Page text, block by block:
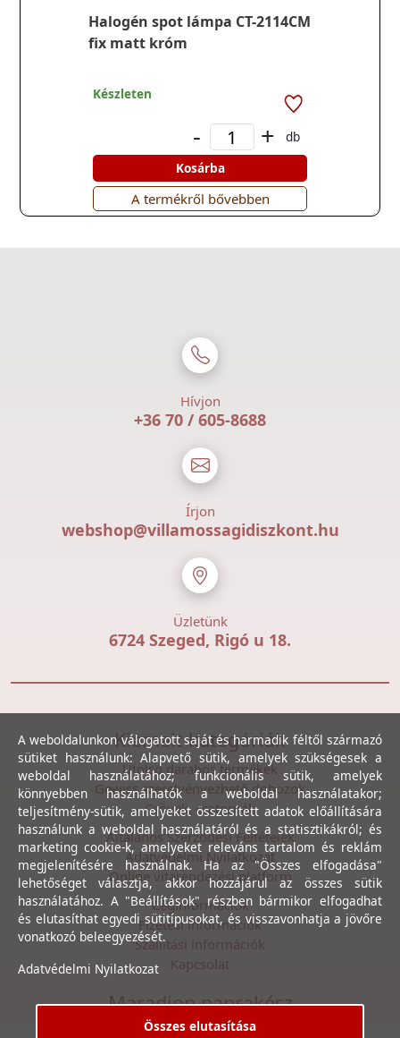
Halogén spot lámpa CT-2114CM
fix matt króm
Készleten
- +
db
Kosárba
A termékről bővebben
Hívjon
+36 70 / 605-8688
Írjon
webshop@villamossagidiszkont.hu
Üzletünk
6724 Szeged, Rigó u 18.
Kiemelt kategóriák
Utolsó darabos termékek
Gewiss szerelvényezhető dobozok
Csövek, csatornák
Általános Szerződési Feltételek
Adatvédelmi Nyilatkozat
Online vitarendezési platform
Céginformációk
Fizetési információk
Szállítási információk
Kapcsolat
Maradjon naprakész
Íratkozzon fel hírlevelünkre, hogy első kézből
A weboldalunkon válogatott saját és harmadik féltől származó
sütiket használunk: Alapvető sütik, amelyek szükségesek a
weboldal használatához; funkcionális sütik, amelyek
könnyebben használhatók a weboldal használatakor;
teljesítmény-sütik, amelyeket összesített adatok előállítására
használunk a weboldal használatáról és a statisztikákról; és
marketing cookie-k, amelyeket releváns tartalom és reklám
megjelenítésére használnak. Ha az "Összes elfogadása"
lehetőséget választja, akkor hozzájárul az összes sütik
használatához. A "Beállítások" részben bármikor elfogadhat
és elutasíthat egyedi sütitípusokat, és visszavonhatja a jövőre
vonatkozó beleegyezését.
Adatvédelmi Nyilatkozat
Összes elutasítása